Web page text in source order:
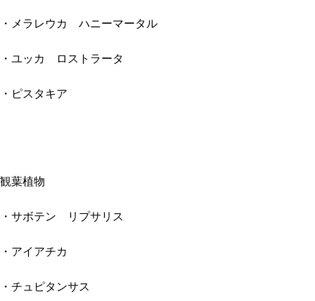
・メラレウカ ハニーマータル
・ユッカ ロストラータ
・ピスタキア
観葉植物
・サボテン リプサリス
・アイアチカ
・チュピタンサス